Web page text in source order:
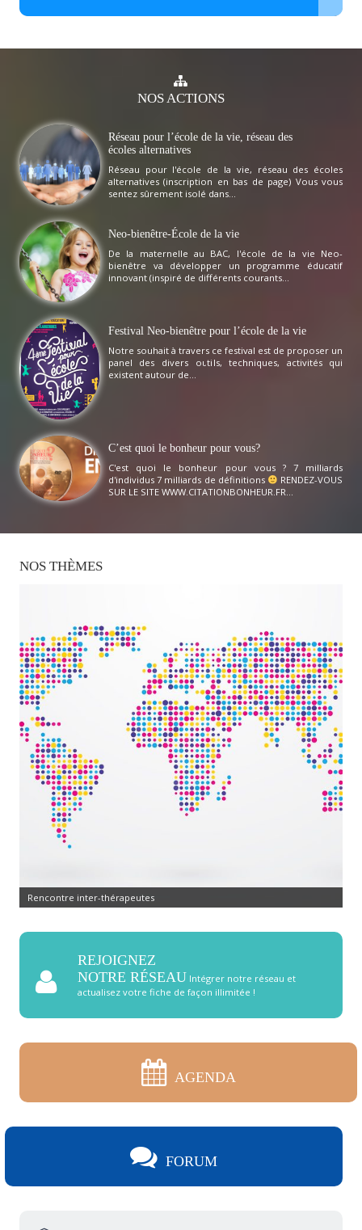
NOSACTIONS
Réseau pour l’école de la vie, réseau des
écoles alternatives
Réseau pour l'école de la vie, réseau des écoles
alternatives (inscription en bas de page) Vous vous
sentez sûrement isolé dans...
Neo-bienêtre-École de la vie
De la maternelle au BAC, l'école de la vie Neo-
bienêtre va développer un programme éducatif
innovant (inspiré de différents courants...
Festival Neo-bienêtre pour l’école de la vie
Notre souhait à travers ce festival est de proposer un
panel des divers outils, techniques, activités qui
existent autour de...
C’est quoi le bonheur pour vous?
C'est quoi le bonheur pour vous ? 7 milliards
d'individus 7 milliards de définitions
RENDEZ-VOUS
SUR LE SITE WWW.CITATIONBONHEUR.FR...
NOS THÈMES
Rencontre inter-thérapeutes
REJOIGNEZ
NOTRE RÉSEAU Intégrer notre réseau et
actualisez votre fiche de façon illimitée !
AGENDA
FORUM